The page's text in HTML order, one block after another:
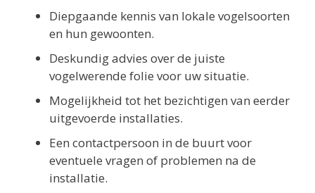
Diepgaande kennis van lokale vogelsoorten
en hun gewoonten.
Deskundig advies over de juiste
vogelwerende folie voor uw situatie.
Mogelijkheid tot het bezichtigen van eerder
uitgevoerde installaties.
Een contactpersoon in de buurt voor
eventuele vragen of problemen na de
installatie.